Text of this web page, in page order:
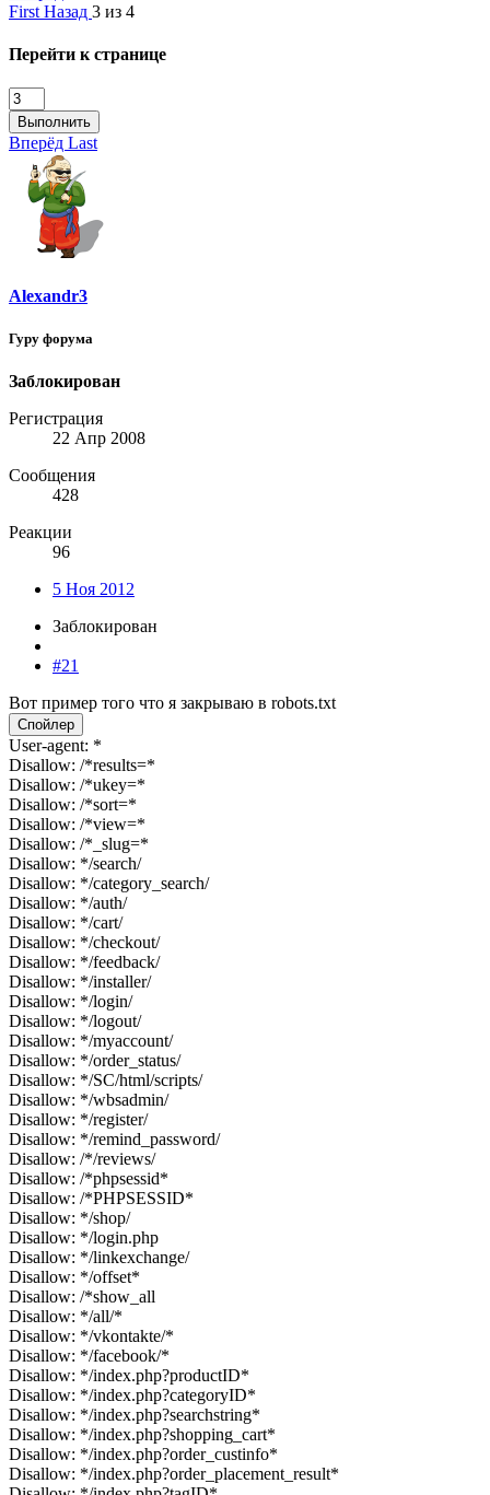
First Назад 3 из 4
Перейти к странице
Выполнить
Вперёд Last
Alexandr3
Гуру форума
Заблокирован
Регистрация
22 Апр 2008
Сообщения
428
Реакции
96
5 Ноя 2012
Заблокирован
#21
Вот пример того что я закрываю в robots.txt
Спойлер
User-agent: *
Disallow: /*results=*
Disallow: /*ukey=*
Disallow: /*sort=*
Disallow: /*view=*
Disallow: /*_slug=*
Disallow: */search/
Disallow: */category_search/
Disallow: */auth/
Disallow: */cart/
Disallow: */checkout/
Disallow: */feedback/
Disallow: */installer/
Disallow: */login/
Disallow: */logout/
Disallow: */myaccount/
Disallow: */order_status/
Disallow: */SC/html/scripts/
Disallow: */wbsadmin/
Disallow: */register/
Disallow: */remind_password/
Disallow: /*/reviews/
Disallow: /*phpsessid*
Disallow: /*PHPSESSID*
Disallow: */shop/
Disallow: */login.php
Disallow: */linkexchange/
Disallow: */offset*
Disallow: /*show_all
Disallow: */all/*
Disallow: */vkontakte/*
Disallow: */facebook/*
Disallow: */index.php?productID*
Disallow: */index.php?categoryID*
Disallow: */index.php?searchstring*
Disallow: */index.php?shopping_cart*
Disallow: */index.php?order_custinfo*
Disallow: */index.php?order_placement_result*